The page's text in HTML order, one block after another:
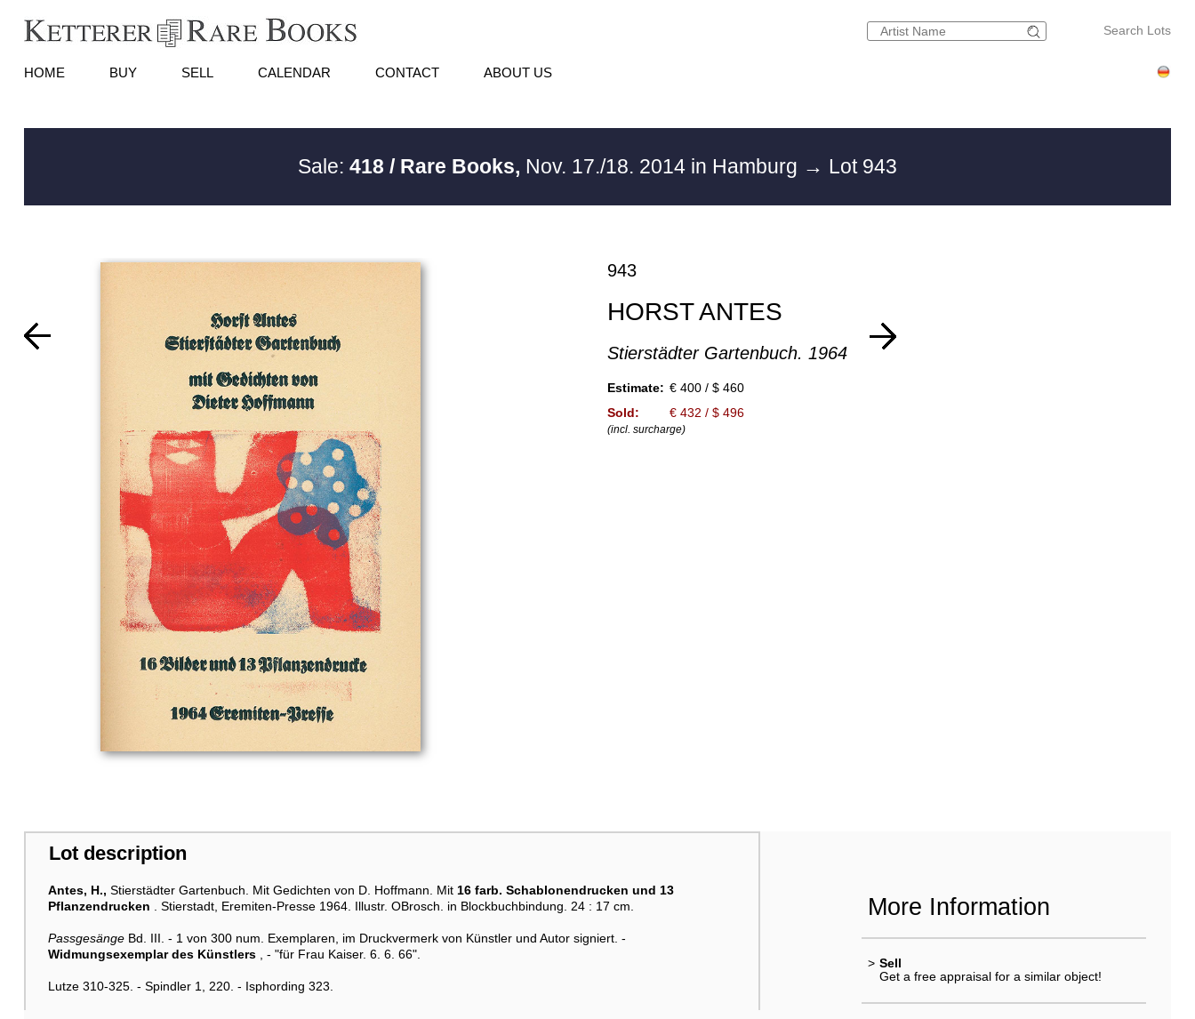
Search Lots
HOME BUY SELL CALENDAR CONTACT ABOUT US
Sale: 418 / Rare Books, Nov. 17./18. 2014 in Hamburg → Lot 943
943
HORST ANTES
Stierstädter Gartenbuch. 1964
Estimate: € 400 / $ 460
Sold:
€ 432 / $ 496
(incl. surcharge)
Lot description
Antes, H., Stierstädter Gartenbuch. Mit Gedichten von D. Hoffmann. Mit 16 farb. Schablonendrucken und 13
Pflanzendrucken . Stierstadt, Eremiten-Presse 1964. Illustr. OBrosch. in Blockbuchbindung. 24 : 17 cm.
PassgesängeBd. III. - 1 von 300 num. Exemplaren, im Druckvermerk von Künstler und Autor signiert. -
Widmungsexemplar des Künstlers, - "für Frau Kaiser. 6. 6. 66".
Lutze 310-325. - Spindler 1, 220. - Isphording 323.
More Information
> Sell
Get a free appraisal for a similar object!